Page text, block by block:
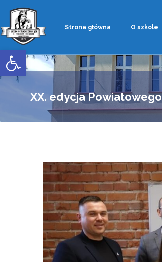
Otwórz pasek
Strona główna O szkole
XX. edycja